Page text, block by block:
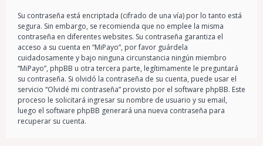
Su contraseña está encriptada (cifrado de una vía) por lo tanto está
segura. Sin embargo, se recomienda que no emplee la misma
contraseña en diferentes websites. Su contraseña garantiza el
acceso a su cuenta en “MiPayo”, por favor guárdela
cuidadosamente y bajo ninguna circunstancia ningún miembro
“MiPayo”, phpBB u otra tercera parte, legítimamente le preguntará
su contraseña. Si olvidó la contraseña de su cuenta, puede usar el
servicio “Olvidé mi contraseña” provisto por el software phpBB. Este
proceso le solicitará ingresar su nombre de usuario y su email,
luego el software phpBB generará una nueva contraseña para
recuperar su cuenta.